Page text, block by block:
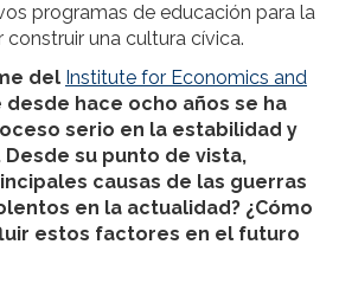
programas de educación para la
una cultura cívica.
del Institute for Economics and
desde hace ocho años se ha
serio en la estabilidad y
Desde su punto de vista,
causas de las guerras
en la actualidad? ¿Cómo
estos factores en el futuro